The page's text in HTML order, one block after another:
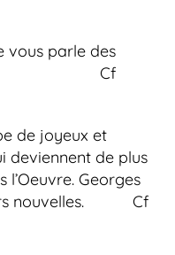
vous parle des
Cf
de joyeux et
deviennent de plus
l’Oeuvre. Georges
nouvelles. Cf